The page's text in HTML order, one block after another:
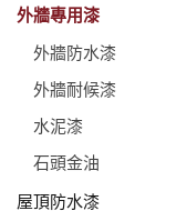
外牆專用漆
外牆防水漆
外牆耐候漆
水泥漆
石頭金油
屋頂防水漆